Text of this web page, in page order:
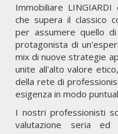
Immobiliare
che supera il classico
per assumere quello
protagonista di
mix di nuove strategie
unite all'alto valore
della rete di
esigenza in modo
I nostri professionisti
valutazione seria